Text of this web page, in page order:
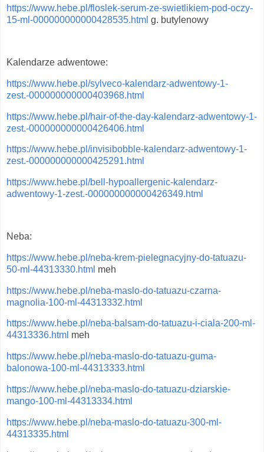
https://www.hebe.pl/floslek-serum-ze-swietlikiem-pod-oczy-
15-ml-000000000000428535.html g. butylenowy
Kalendarze adwentowe:
https://www.hebe.pl/sylveco-kalendarz-adwentowy-1-
zest.-000000000000403968.html
https://www.hebe.pl/hair-of-the-day-kalendarz-adwentowy-1-
zest.-000000000000426406.html
https://www.hebe.pl/invisibobble-kalendarz-adwentowy-1-
zest.-000000000000425291.html
https://www.hebe.pl/bell-hypoallergenic-kalendarz-
adwentowy-1-zest.-000000000000426349.html
Neba:
https://www.hebe.pl/neba-krem-pielegnacyjny-do-tatuazu-
50-ml-44313330.html meh
https://www.hebe.pl/neba-maslo-do-tatuazu-czarna-
magnolia-100-ml-44313332.html
https://www.hebe.pl/neba-balsam-do-tatuazu-i-ciala-200-ml-
44313336.html meh
https://www.hebe.pl/neba-maslo-do-tatuazu-guma-
balonowa-100-ml-44313333.html
https://www.hebe.pl/neba-maslo-do-tatuazu-dziarskie-
mango-100-ml-44313334.html
https://www.hebe.pl/neba-maslo-do-tatuazu-300-ml-
44313335.html